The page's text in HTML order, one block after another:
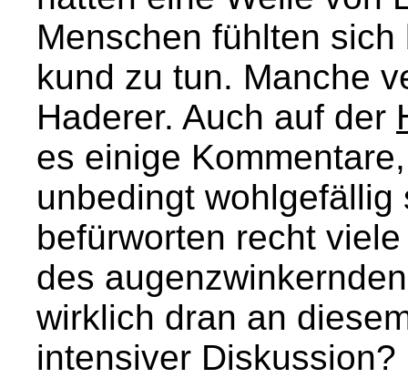
Menschen fühlten
kund zu tun. Manche
Haderer. Auch auf der
es einige
unbedingt
befürworten recht
des
wirklich dran an
intensiver Diskussion?